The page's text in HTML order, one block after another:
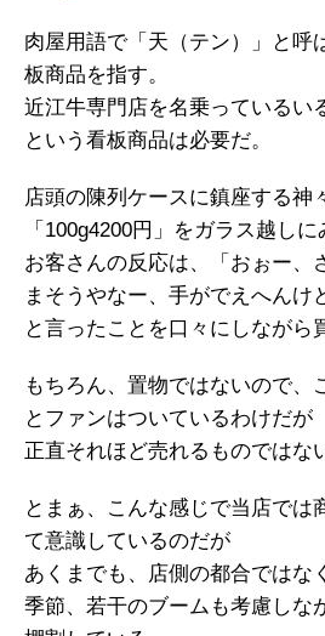
肉屋用語で「天（テン）」と呼
板商品を指す。
近江牛専門店を名乗っているい
という看板商品は必要だ。
店頭の陳列ケースに鎮座する神
「100g4200円」をガラス越しに
お客さんの反応は、「おぉー、
まそうやなー、手がでえへんけ
と言ったことを口々にしながら
もちろん、置物ではないので、
とファンはついているわけだが
正直それほど売れるものではな
とまぁ、こんな感じで当店では
て意識しているのだが
あくまでも、店側の都合ではな
季節、若干のブームも考慮しな